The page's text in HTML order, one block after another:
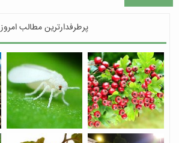
پرطرفدارترین مطالب امروز